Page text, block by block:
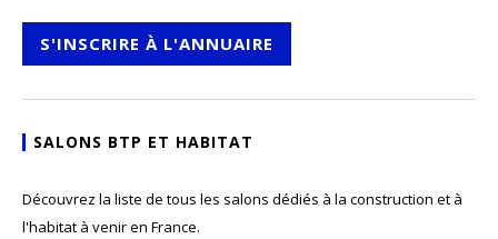
S'INSCRIRE À L'ANNUAIRE
SALONS BTP ET HABITAT
Découvrez la liste de tous les salons dédiés à la construction et à
l'habitat à venir en France.